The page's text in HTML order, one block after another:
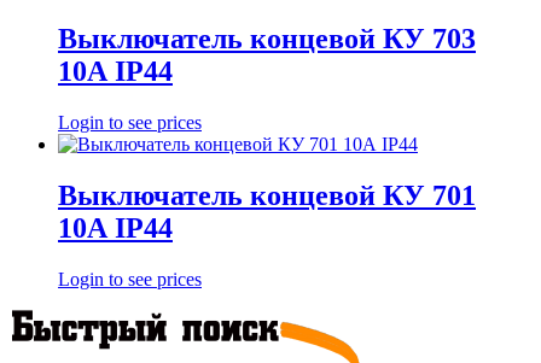
Выключатель концевой КУ 703
10А IP44
Login to see prices
Выключатель концевой КУ 701
10А IP44
Login to see prices